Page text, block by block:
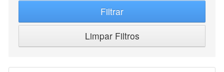
Filtrar
Limpar Filtros